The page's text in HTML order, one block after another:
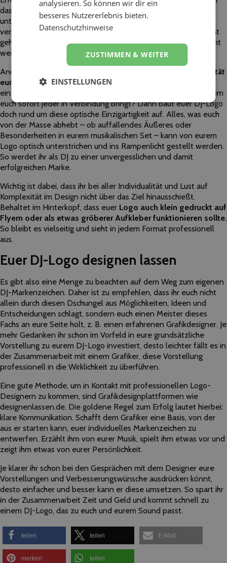
das​ ​goldene​ ​M​ ​von​ ​McDonalds.​ ​Ganz​ ​simple​ ​Formen,​ ​die aber​ ​
untrennbar​ ​und​ ​global​ ​mit​ ​der​ ​Marke,​ ​für​ ​die​ ​sie​ ​stehen,​ ​
verknüpft​ ​sind.​ ​Gerade​ ​weil​ ​diese Logos​ ​so​ ​einfach​ ​und​ ​schlicht​ ​
gehalten​ ​sind,​ ​können​ ​sie​ ​von​ ​allen​ ​gelesen​ ​und​ ​wiedererkannt​ ​
werden.
Andererseits​ ​könnt ihr​ ​mit​ ​einem​ ​gewissen​ ​
Maß​ ​an​ ​Komplexität​
eure ​Individualität​ ​in​ ​den Vordergrund​ ​stellen.
einzigartige​ ​Frisur,​ ​eine​ ​markante​ ​Brille,​ ​einen​ ​Bartstyle,​ ​mit​ ​dem
euch ​sofort​ ​jeder​ ​in​ ​Verbindung​ ​bringt?​ ​Dann​ ​baut​ euer DJ-​Logo​ ​
doch​ ​rund​ ​um​ ​diese​ ​optische Einzigartigkeit​ auf.​ ​Alles,​ ​was​ euch ​
von​ ​der​ ​Masse​ ​abhebt​ ​–​ ​ob​ ​auffallendes​ ​Äußeres​ ​oder
Besonderheiten​ ​in​ eurem ​musikalischen​ ​Set​ ​–​ ​kann​ ​von​ eurem ​
Logo​ ​optisch​ ​unterstrichen​ ​und​ ​ins Rampenlicht​ ​gestellt​ ​werden.​ ​
So​ ​werdet ihr​ ​als​ ​DJ​ ​zu​ ​einer​ ​unvergesslichen​ ​und​ ​damit​ ​
erfolgreichen Marke.
Wichtig​ ​ist​ dabei,​ ​dass​ ihr ​bei​ ​aller​ ​Individualität​ ​und​ ​Lust​ ​auf​ ​
Komplexität​ ​im​ ​Design​ ​nicht​ ​über das​ ​Ziel​ ​hinausschießt.​ ​
Behaltet​ ​im​ ​Hinterkopf,​ ​dass​ euer ​ Logo​ ​auch​ ​klein​ ​gedruckt​ ​auf​
​Flyern oder​ ​als​ ​etwas​ ​gröber​er ​Aufkleber​ ​funktionieren​ ​sollte.
​So​ ​bleibt​ ​es​ ​vielseitig​ ​und​ ​sieht​ ​in​ ​jedem​ ​Format professionell​ ​
aus.
Euer ​DJ-Logo​ ​designen​ ​lassen
Es​ ​gibt​ ​also eine​ ​Menge​ ​zu​ ​beachten​ ​auf​ ​dem​ ​Weg​ ​zum​ eigenen
DJ-Markenzeichen.​ ​Daher​ ​ist​ zu​ ​empfehlen,​ ​dass​ ​ihr euch​ ​nicht​ ​
allein​ ​durch​ ​diesen​ ​Dschungel​ ​aus Möglichkeiten,​ ​Ideen​ ​und​ ​
Entscheidungen​ ​schlagt,​ ​sondern​ euch einen Meister​ ​dieses​ ​
Fachs​ ​an​ eure ​Seite​ ​holt, z. B.​ ​einen​ ​erfahrenen​ ​Grafikdesigner.​ ​Je​
​mehr Gedanken​ ​ihr ​schon​ ​im​ ​Vorfeld​ ​in​ eure ​grundsätzliche​ ​
Vorstellung​ ​zu​ eurem DJ-​Logo​ ​investiert,​ ​desto leichter​ ​fällt​ ​es​ ​in​
​der​ ​Zusammenarbeit​ ​mit​ ​einem​ ​Grafiker,​ ​diese​ ​Vorstellung​ ​
professionell​ ​in​ ​die Wirklichkeit​ ​zu​ ​überführen.​ ​
Eine​ gute Methode,​ ​um​ ​in​ ​Kontakt​ ​mit​ ​​professionellen​ Logo-
Designern ​zu​ ​kommen,​ ​sind Grafikdesignplattformen​ ​wie​ ​
designenlassen.de.​ ​Die​ ​goldene​ ​Regel​ ​zum​ ​Erfolg​ ​lautet hierbei:​ ​
klare​ ​Kommunikation.​ ​Schafft​ ​dem​ ​Grafiker​ ​eine​ ​Basis,​ ​von​ ​der​ ​
aus​ ​er​ ​starten kann,​ euer ​individuelles​ ​Markenzeichen​ ​zu​ ​
entwerfen.​ ​Erzählt​ ihm ​von​ eurer Musik,​ ​spielt​ ​ihm​ ​etwas​ ​vor und​ ​
zeigt​ ​ihm​ ​etwas von eurer​ ​Persönlichkeit.​ ​
Je​ ​klarer​ ​ihr​ ​schon​ ​bei den​ ​Gesprächen​ ​mit dem Designer eure​ ​
Vorstellungen​ ​und​ ​Verbesserungswünsche​ ​ausdrücken​ ​könnt,
desto​ ​einfacher​ ​und​ ​besser​ ​kann​ ​er​ ​diese​ ​umsetzen.​ ​So​ ​spart​ ihr ​
in​ ​der Zusammenarbeit​ ​Zeit​ ​und​ ​Geld​ ​und​ ​kommt schnell​ ​zu​ ​
einem​ ​DJ-Logo,​ ​das​ ​​zu​ ​euch​ ​und​ eurem ​Sound​ ​passt.
teilen teilen E-Mail
merken teilen
analysieren. So können wir dir ein
besseres Nutzererlebnis bieten.
Datenschutzhinweise
ZUSTIMMEN & WEITER
EINSTELLUNGEN